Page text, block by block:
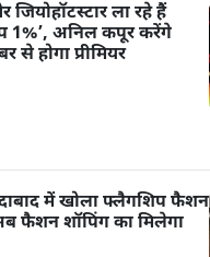
जियोहॉटस्टार ला रहे हैं
1%’, अनिल कपूर करेंगे
से होगा प्रीमियर
में खोला फ्लैगशिप फैशन
फैशन शॉपिंग का मिलेगा